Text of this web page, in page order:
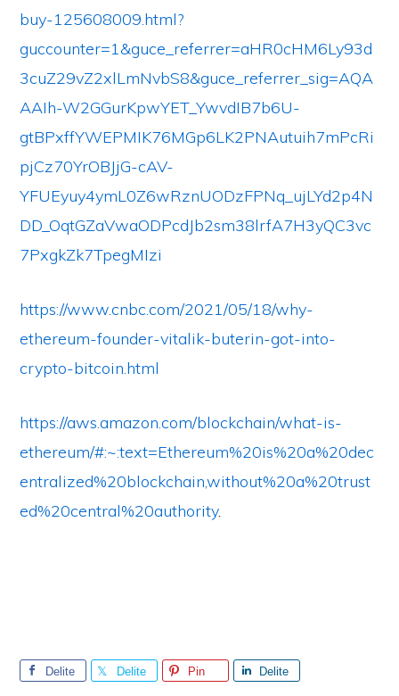
buy-125608009.html?
guccounter=1&guce_referrer=aHR0cHM6Ly93d
3cuZ29vZ2xlLmNvbS8&guce_referrer_sig=AQA
AAIh-W2GGurKpwYET_YwvdIB7b6U-
gtBPxffYWEPMIK76MGp6LK2PNAutuih7mPcRi
pjCz70YrOBJjG-cAV-
YFUEyuy4ymL0Z6wRznUODzFPNq_ujLYd2p4N
DD_OqtGZaVwaODPcdJb2sm38lrfA7H3yQC3vc
7PxgkZk7TpegMIzi
https://www.cnbc.com/2021/05/18/why-
ethereum-founder-vitalik-buterin-got-into-
crypto-bitcoin.html
https://aws.amazon.com/blockchain/what-is-
ethereum/#:~:text=Ethereum%20is%20a%20dec
entralized%20blockchain,without%20a%20trust
ed%20central%20authority.
Delite Delite Pin Delite